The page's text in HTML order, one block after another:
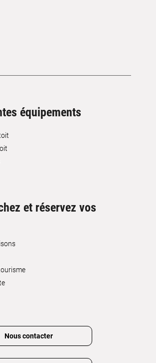
équipements
et réservez vos
Nous contacter